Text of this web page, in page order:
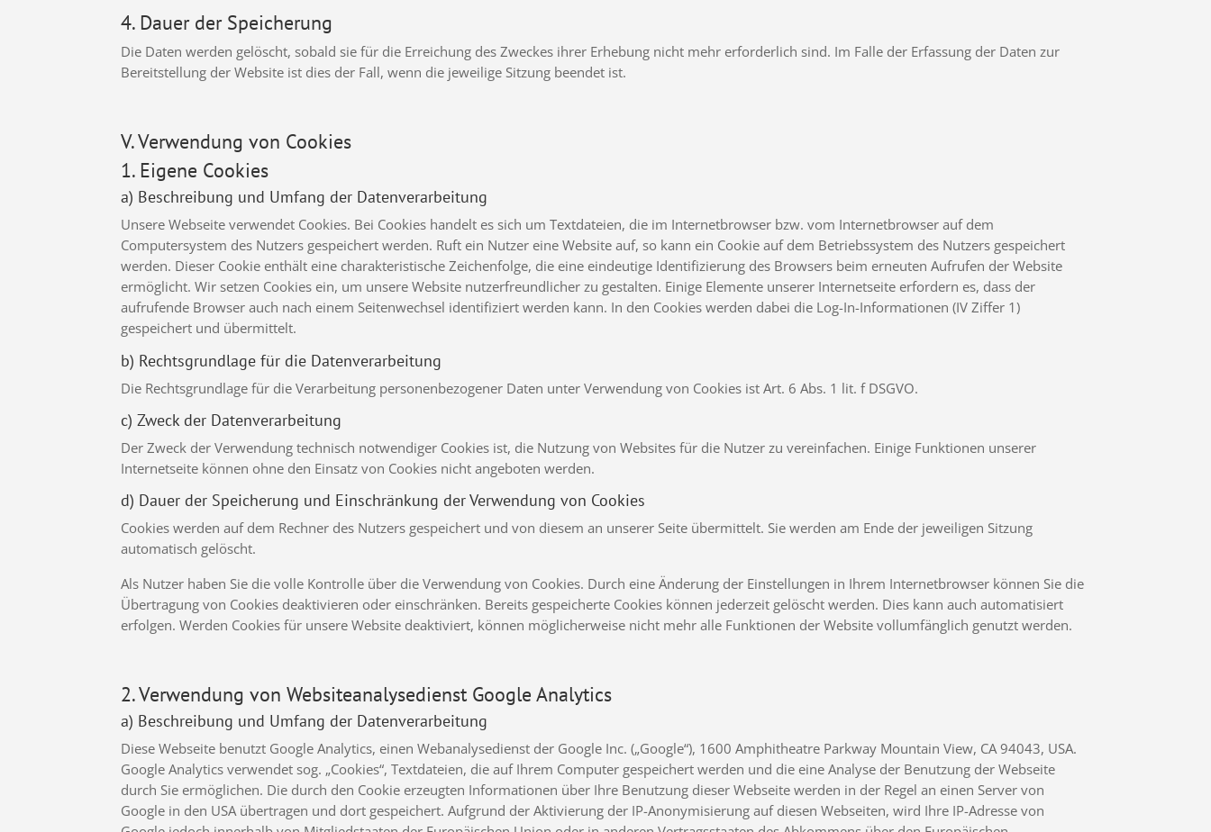
4. Dauer der Speicherung
Die Daten werden gelöscht, sobald sie für die Erreichung des Zweckes ihrer Erhebung nicht mehr erforderlich sind. Im Falle der Erfassung der Daten zur
Bereitstellung der Website ist dies der Fall, wenn die jeweilige Sitzung beendet ist.
V. Verwendung von Cookies
1. Eigene Cookies
a) Beschreibung und Umfang der Datenverarbeitung
Unsere Webseite verwendet Cookies. Bei Cookies handelt es sich um Textdateien, die im Internetbrowser bzw. vom Internetbrowser auf dem
Computersystem des Nutzers gespeichert werden. Ruft ein Nutzer eine Website auf, so kann ein Cookie auf dem Betriebssystem des Nutzers gespeichert
werden. Dieser Cookie enthält eine charakteristische Zeichenfolge, die eine eindeutige Identifizierung des Browsers beim erneuten Aufrufen der Website
ermöglicht. Wir setzen Cookies ein, um unsere Website nutzerfreundlicher zu gestalten. Einige Elemente unserer Internetseite erfordern es, dass der
aufrufende Browser auch nach einem Seitenwechsel identifiziert werden kann. In den Cookies werden dabei die Log-In-Informationen (IV Ziffer 1)
gespeichert und übermittelt.
b) Rechtsgrundlage für die Datenverarbeitung
Die Rechtsgrundlage für die Verarbeitung personenbezogener Daten unter Verwendung von Cookies ist Art. 6 Abs. 1 lit. f DSGVO.
c) Zweck der Datenverarbeitung
Der Zweck der Verwendung technisch notwendiger Cookies ist, die Nutzung von Websites für die Nutzer zu vereinfachen. Einige Funktionen unserer
Internetseite können ohne den Einsatz von Cookies nicht angeboten werden.
d) Dauer der Speicherung und Einschränkung der Verwendung von Cookies
Cookies werden auf dem Rechner des Nutzers gespeichert und von diesem an unserer Seite übermittelt. Sie werden am Ende der jeweiligen Sitzung
automatisch gelöscht.
Als Nutzer haben Sie die volle Kontrolle über die Verwendung von Cookies. Durch eine Änderung der Einstellungen in Ihrem Internetbrowser können Sie die
Übertragung von Cookies deaktivieren oder einschränken. Bereits gespeicherte Cookies können jederzeit gelöscht werden. Dies kann auch automatisiert
erfolgen. Werden Cookies für unsere Website deaktiviert, können möglicherweise nicht mehr alle Funktionen der Website vollumfänglich genutzt werden.
2. Verwendung von Websiteanalysedienst Google Analytics
a) Beschreibung und Umfang der Datenverarbeitung
Diese Webseite benutzt Google Analytics, einen Webanalysedienst der Google Inc. („Google“), 1600 Amphitheatre Parkway Mountain View, CA 94043, USA.
Google Analytics verwendet sog. „Cookies“, Textdateien, die auf Ihrem Computer gespeichert werden und die eine Analyse der Benutzung der Webseite
durch Sie ermöglichen. Die durch den Cookie erzeugten Informationen über Ihre Benutzung dieser Webseite werden in der Regel an einen Server von
Google in den USA übertragen und dort gespeichert. Aufgrund der Aktivierung der IP-Anonymisierung auf diesen Webseiten, wird Ihre IP-Adresse von